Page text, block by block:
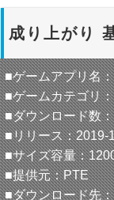
成り上がり
■ゲームアプリ名：
■ゲームカテゴリ
■ダウンロード数
■リリース：2019-
■サイズ容量：
■提供元：PTE
■ダウンロード先：